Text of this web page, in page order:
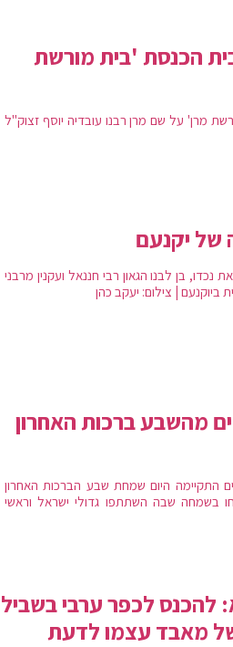
הכנסת 'בית מורשת
מרן' על שם מרן רבנו עובדיה יוסף זצוק"ל
של יקנעם
נכדו, בן לבנו הגאון רבי חננאל ועקנין מרבני
| צילום: יעקב כהן
מהשבע ברכות האחרון
התקיימה היום שמחת שבע הברכות האחרון
בשמחה שבה השתתפו גדולי ישראל וראשי
להכנס לכפר ערבי בשביל
מאבד עצמו לדעת